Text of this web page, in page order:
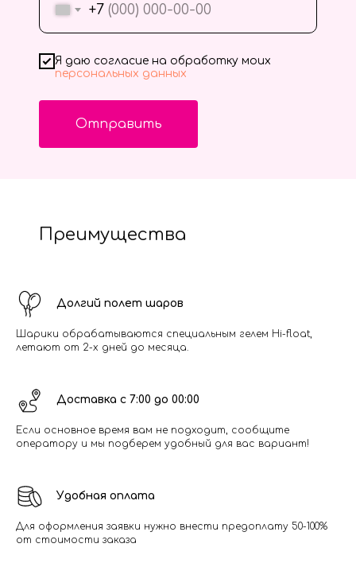
+7
Я даю согласие на обработку моих
персональных данных
Отправить
Преимущества
Долгий полет шаров
Шарики обрабатываются специальным гелем Hi-float,
летают от 2-х дней до месяца.
Доставка с 7:00 до 00:00
Если основное время вам не подходит, сообщите
оператору и мы подберем удобный для вас вариант!
Удобная оплата
Для оформления заявки нужно внести предоплату 50-100%
от стоимости заказа